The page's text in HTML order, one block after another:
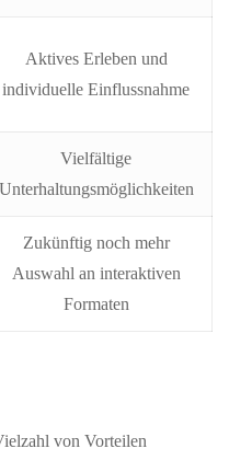
Aktives Erleben und
individuelle Einflussnahme
Vielfältige
Unterhaltungsmöglichkeiten
Zukünftig noch mehr
Auswahl an interaktiven
Formaten
von Vorteilen